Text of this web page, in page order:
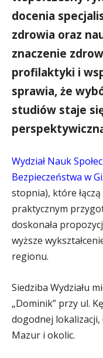
docenia
zdrowia oraz
znaczenie
profilaktyki i
sprawia, że
studiów staje
Wydział Nauk
Bezpieczeństwa w
stopnia), które
praktycznym
doskonała
wyższe
regionu.
Siedziba Wydziału
„Dominik” przy ul.
dogodnej lokalizacji,
Mazur i okolic.